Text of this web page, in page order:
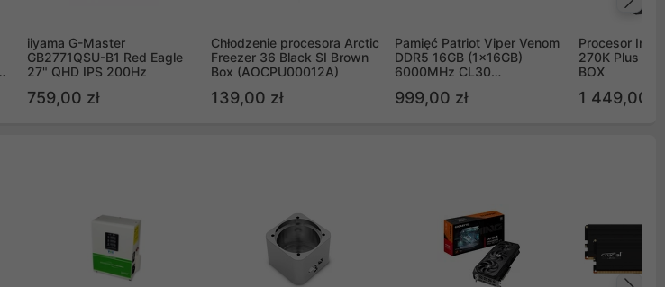
iiyama G-Master
GB2771QSU-B1 Red Eagle
27" QHD IPS 200Hz
759,00 zł
Chłodzenie procesora Arctic
Freezer 36 Black SI Brown
Box (AOCPU00012A)
139,00 zł
Pamięć Patriot Viper Venom
DDR5 16GB (1x16GB)
6000MHz CL30
999,00 zł
Procesor Intel
270K Plus
BOX
1 449,00 zł